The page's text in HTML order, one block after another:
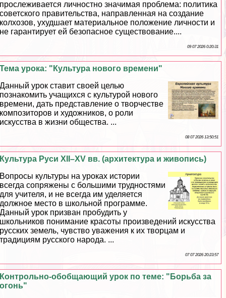
прослеживается личностно значимая проблема: политика
советского правительства, направленная на создание
колхозов, ухудшает материальное положение личности и
не гарантирует ей безопасное существование....
09 07 2026 0:20:31
Тема урока: "Культура нового времени"
Данный урок ставит своей целью
познакомить учащихся с культурой нового
времени, дать представление о творчестве
композиторов и художников, о роли
искусства в жизни общества. ...
08 07 2026 13:50:51
Культура Руси XII–XV вв. (архитектура и живопись)
Вопросы культуры на уроках истории
всегда сопряжены с большими трудностями
для учителя, и не всегда им уделяется
должное место в школьной программе.
Данный урок призван пробудить у
школьников понимание красоты произведений искусства
русских земель, чувство уважения к их творцам и
традициям русского народа. ...
07 07 2026 20:23:57
Контрольно-обобщающий урок по теме: "Борьба за
огонь"